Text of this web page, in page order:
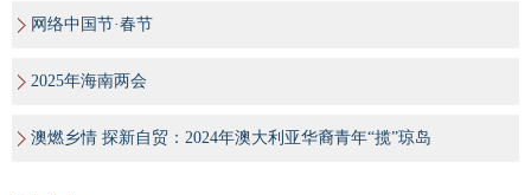
网络中国节·春节
2025年海南两会
澳燃乡情 探新自贸：2024年澳大利亚华裔青年“揽”琼岛